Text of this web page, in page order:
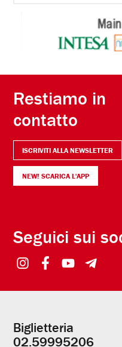
Restiamo in
contatto
ISCRIVITI ALLA NEWSLETTER
NEW! SCARICA L'APP
Seguici sui
Informazioni
Biglietteria
02.59995206